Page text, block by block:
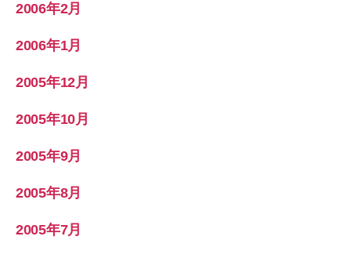
2006年2月
2006年1月
2005年12月
2005年10月
2005年9月
2005年8月
2005年7月